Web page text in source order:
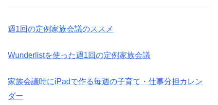
週1回の定例家族会議のススメ
Wunderlistを使った週1回の定例家族会議
家族会議時にiPadで作る毎週の子育て・仕事分担カレン
ダー